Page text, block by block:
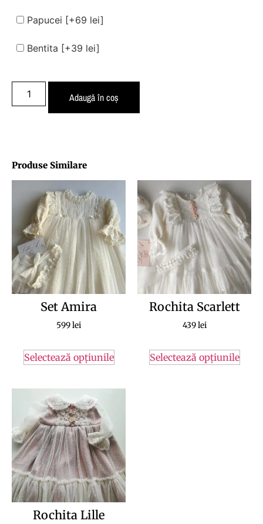
Papucei [+69 lei]
Bentita [+39 lei]
Adaugă în coș
Produse Similare
Set Amira
599lei
Selectează opțiunile
Rochita Scarlett
439lei
Selectează opțiunile
Rochita Lille